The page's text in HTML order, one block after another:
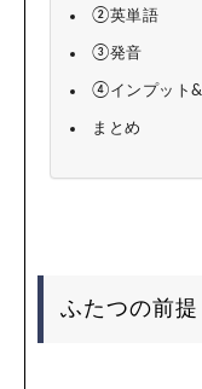
②英単語
③発音
④インプット&
まとめ
ふたつの前提